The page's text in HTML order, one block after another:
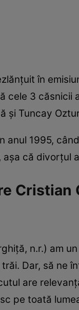
în
cele 3 căsnicii
și Tuncay
1995,
așa că
n.r.) am
Dar, să ne
are
pe toată